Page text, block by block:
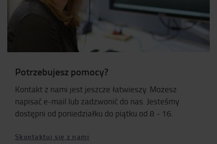
Potrzebujesz pomocy?
Kontakt z nami jest jeszcze łatwieszy. Możesz
napisać e-mail lub zadzwonić do nas. Jesteśmy
dostępni od poniedziałku do piątku od 8 - 16.
Skontaktuj się z nami